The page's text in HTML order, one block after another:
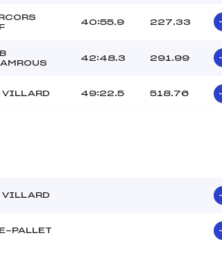
40:55.9 227.33
42:48.3 291.99
VILLARD 49:22.5 518.76
VILLARD
PALLET